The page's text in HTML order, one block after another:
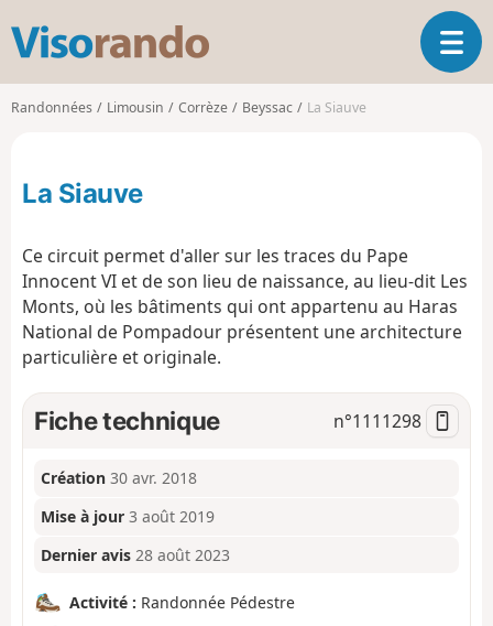
s
o
O
u
v
i
g
i
Randonnées Limousin Corrèze Beyssac La Siauve
La Siauve
Ce circuit permet d'aller sur les traces du Pape
Innocent VI et de son lieu de naissance, au lieu-dit Les
Monts, où les bâtiments qui ont appartenu au Haras
National de Pompadour présentent une architecture
particulière et originale.
Fiche technique n°1111298
Création 30 avr. 2018
Mise à jour 3 août 2019
Dernier avis 28 août 2023
Activité : Randonnée Pédestre